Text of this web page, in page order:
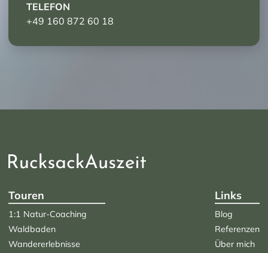
TELEFON
+49 160 872 60 18
Touren
1:1 Natur-Coaching
Waldbaden
Wandererlebnisse
Links
Blog
Referenzen
Über mich